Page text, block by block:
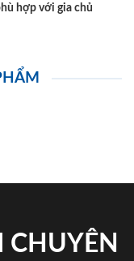
hợp với gia chủ
CHUYÊN